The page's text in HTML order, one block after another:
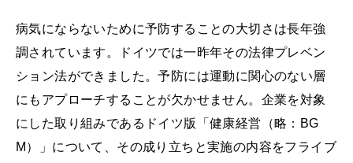
病気にならないために予防することの大切さは長年強
調されています。ドイツでは一昨年その法律プレベン
ション法ができました。予防には運動に関心のない層
にもアプローチすることが欠かせません。企業を対象
にした取り組みであるドイツ版「健康経営（略：BG
M）」について、その成り立ちと実施の内容をフライブ